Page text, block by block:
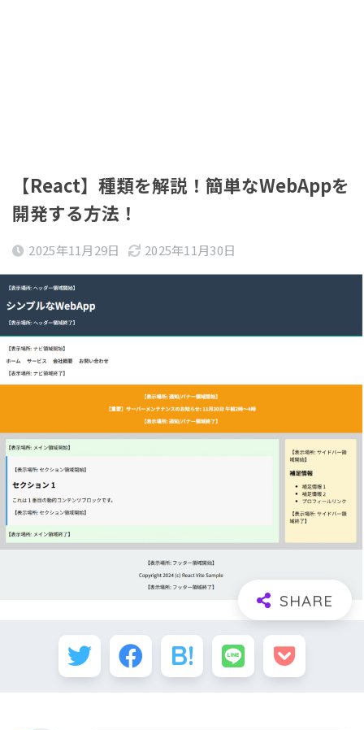
【React】種類を解説！簡単なWebAppを
開発する方法！
2025年11月29日 2025年11月30日